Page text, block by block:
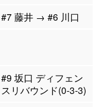
#7 藤井 → #6 川口
#9 坂口 ディフェン
スリバウンド(0-3-3)